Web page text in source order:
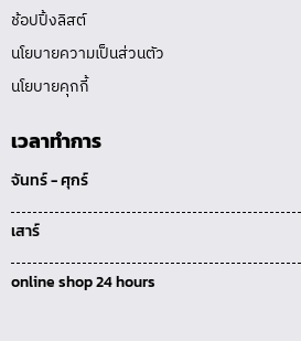
ช้อปปิ้งลิสต์
นโยบายความเป็นส่วนตัว
นโยบายคุกกี้
เวลาทำการ
จันทร์ - ศุกร์
เสาร์
online shop 24 hours